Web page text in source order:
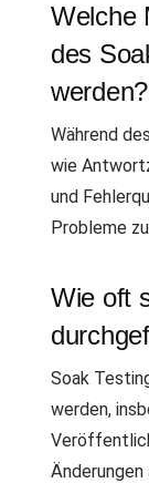
Welche
des
werden?
Während
wie
und
Probleme
Wie oft
Soak
werden,